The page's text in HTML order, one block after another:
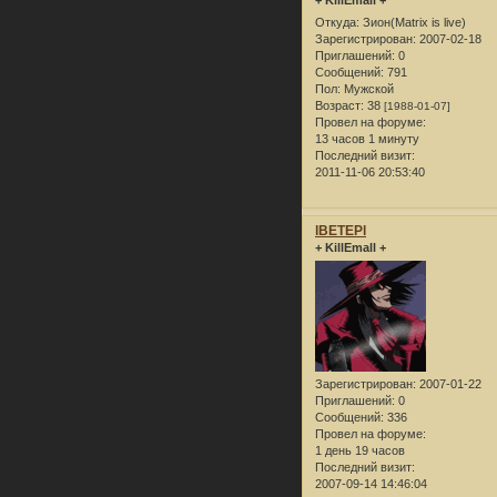
Откуда: Зион(Matrix is live)
Зарегистрирован: 2007-02-18
Приглашений: 0
Сообщений: 791
Пол: Мужской
Возраст: 38 [1988-01-07]
Провел на форуме:
13 часов 1 минуту
Последний визит:
2011-11-06 20:53:40
lBETEPl
+ KillEmall +
Зарегистрирован: 2007-01-22
Приглашений: 0
Сообщений: 336
Провел на форуме:
1 день 19 часов
Последний визит:
2007-09-14 14:46:04